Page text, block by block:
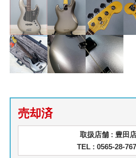
売却済
取扱店舗 : 豊田
TEL : 0565-28-